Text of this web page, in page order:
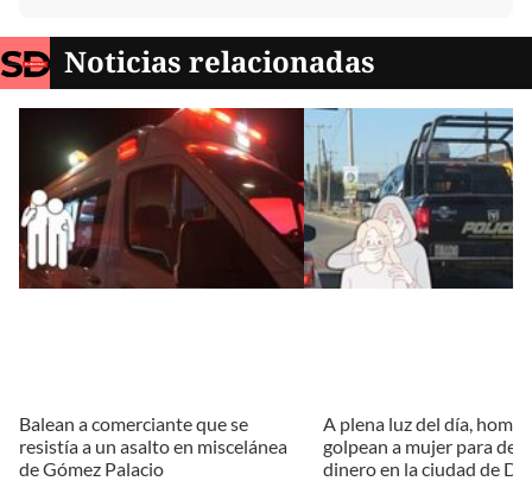
Noticias relacionadas
Balean a comerciante que se
resistía a un asalto en miscelánea
de Gómez Palacio
A plena luz del día,
golpean a mujer para
dinero en la ciudad de